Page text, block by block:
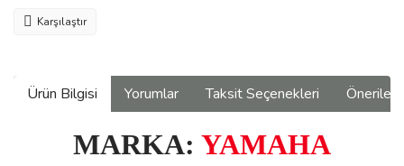
Karşılaştır
Ürün Bilgisi Yorumlar Taksit Seçenekleri
MARKA: YAMAHA